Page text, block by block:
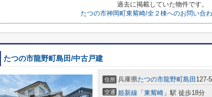
過去に掲載していた物件です。
たつの市神岡町東觜崎/全２棟へのお問い合
たつの市龍野町島田/中古戸建
住所 兵庫県たつの市龍野町島田 127-5
交通 姫新線 「 東觜崎 」駅 徒歩18分